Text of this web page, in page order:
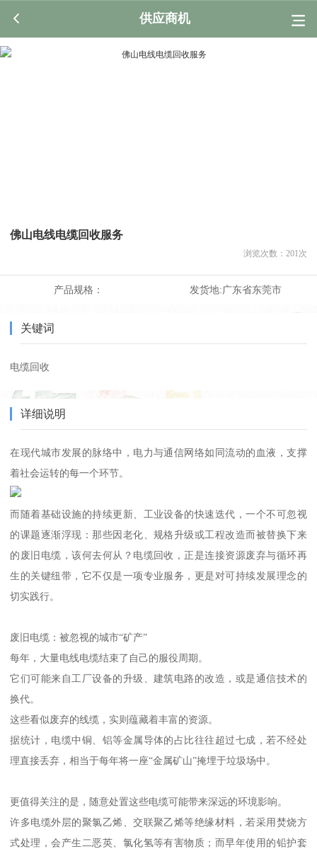
供应商机
佛山电线电缆回收服务
浏览次数： 201 次
产品规格： 发货地:广东省东莞市
关键词
电缆回收
详细说明
在现代城市发展的脉络中，电力与通信网络如同流动的血液，支撑
着社会运转的每一个环节。
而随着基础设施的持续更新、工业设备的快速迭代，一个不可忽视
的课题逐渐浮现：那些因老化、规格升级或工程改造而被替换下来
的废旧电缆，该何去何从？电缆回收，正是连接资源废弃与循环再
生的关键纽带，它不仅是一项专业服务，更是对可持续发展理念的
切实践行。
废旧电缆：被忽视的城市“矿产”
每年，大量电线电缆结束了自己的服役周期。
它们可能来自工厂设备的升级、建筑电路的改造，或是通信技术的
换代。
这些看似废弃的线缆，实则蕴藏着丰富的资源。
据统计，电缆中铜、铝等金属导体的占比往往超过七成，若不经处
理直接丢弃，相当于每年将一座“金属矿山”掩埋于垃圾场中。
更值得关注的是，随意处置这些电缆可能带来深远的环境影响。
许多电缆外层的聚氯乙烯、交联聚乙烯等绝缘材料，若采用焚烧方
式处理，会产生二恶英、氯化氢等有害物质；而早年使用的铅护套